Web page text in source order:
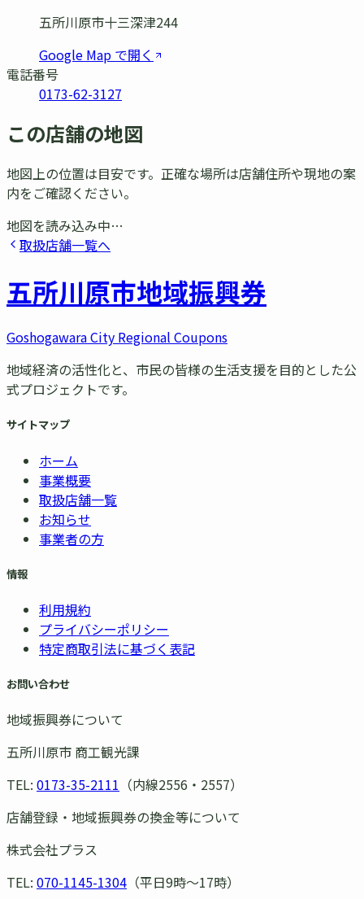
五所川原市十三深津244
Google Map で開く
電話番号
0173-62-3127
この店舗の地図
地図上の位置は目安です。正確な場所は店舗住所や現地の案
内をご確認ください。
地図を読み込み中…
取扱店舗一覧へ
五所川原市地域振興券
Goshogawara City Regional Coupons
地域経済の活性化と、市民の皆様の生活支援を目的とした公
式プロジェクトです。
サイトマップ
ホーム
事業概要
取扱店舗一覧
お知らせ
事業者の方
情報
利用規約
プライバシーポリシー
特定商取引法に基づく表記
お問い合わせ
地域振興券について
五所川原市 商工観光課
TEL: 0173-35-2111 （内線2556・2557）
店舗登録・地域振興券の換金等について
株式会社プラス
TEL: 070-1145-1304 （平日9時〜17時）